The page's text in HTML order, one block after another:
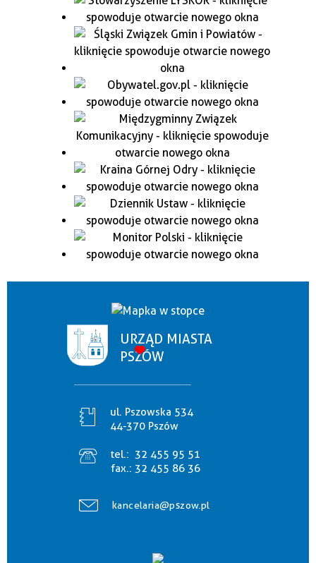
URZĄD MIASTA
PSZÓW
ul. Pszowska 534
44-370 Pszów
tel.: 32 455 95 51
fax.: 32 455 86 36
kancelaria@pszow.pl